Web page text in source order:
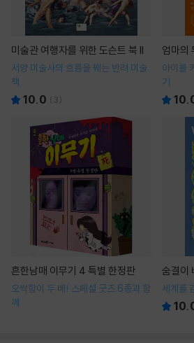
미술관 여행자를 위한 도슨트 북 II
서양 미술사의 흐름을 꿰는 반려 미술
책
10.0 ( 3)
엄마의
아이를
기
흔한남매 이무기 4 특별 한정판
오싹함이 두 배! 스페셜 굿즈 6종과 함
께
숨결이
세계를